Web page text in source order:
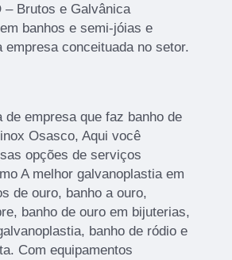
– Brutos e Galvânica
banhos e semi-jóias e
empresa conceituada no setor.
de empresa que faz banho de
Osasco, Aqui você
opções de serviços
A melhor galvanoplastia em
de ouro, banho a ouro,
banho de ouro em bijuterias,
banho de ródio e
Com equipamentos